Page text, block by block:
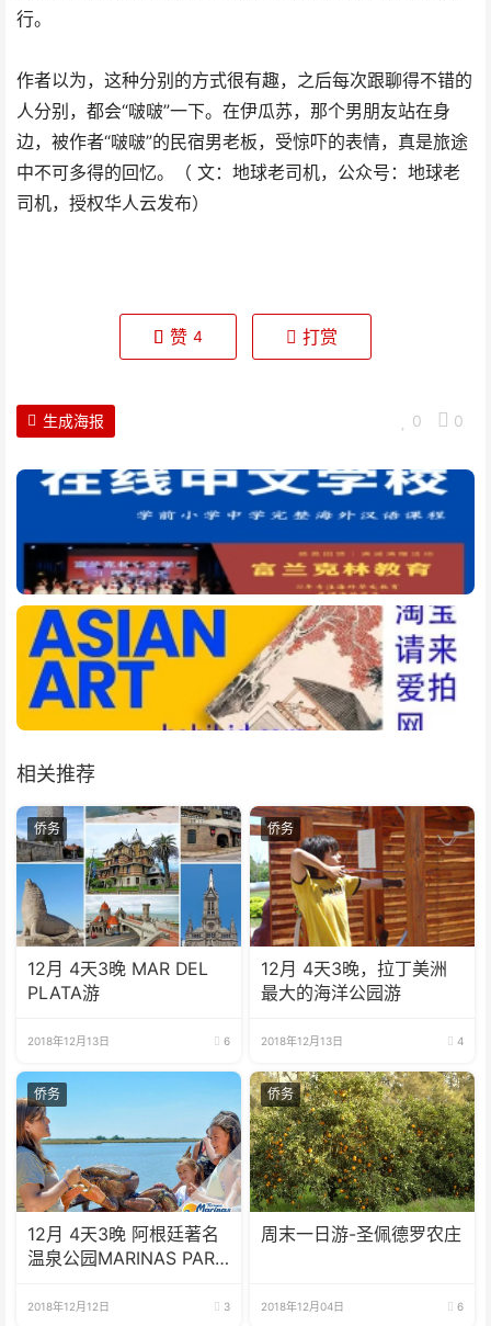
行。
作者以为，这种分别的方式很有趣，之后每次跟聊得不错的
人分别，都会“啵啵”一下。在伊瓜苏，那个男朋友站在身
边，被作者“啵啵”的民宿男老板，受惊吓的表情，真是旅途
中不可多得的回忆。
（ 文：地球老司机，公众号：地球老
司机，授权华人云发布）
赞 4 打赏
0 0
生成海报
相关推荐
侨务
12月 4天3晚 MAR DEL
PLATA游
2018年12月13日 6
侨务
12月 4天3晚，拉丁美洲
最大的海洋公园游
2018年12月13日 4
侨务
12月 4天3晚 阿根廷著名
温泉公园MARINAS PARK
2018年12月12日 3
侨务
周末一日游-圣佩德罗农庄
2018年12月04日 6